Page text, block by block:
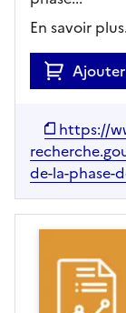
En savoir
https://
de-la-phase-